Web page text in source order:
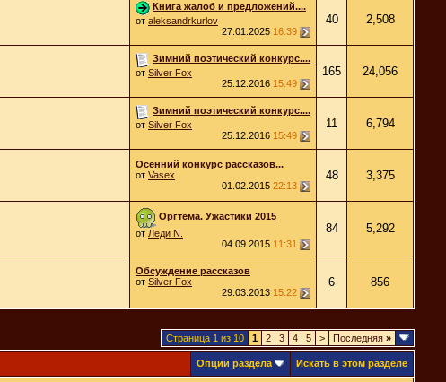
Книга жалоб и предложений....
от aleksandrkurlov
27.01.2025 16:39
40 2,508
Зимний поэтический конкурс....
от Silver Fox
25.12.2016 15:49
165 24,056
Зимний поэтический конкурс....
от Silver Fox
25.12.2016 15:49
11 6,794
Осенний конкурс рассказов...
от Vasex
01.02.2015 22:13
48 3,375
Оргтема. Ужастики 2015
от Леди N.
04.09.2015 11:31
84 5,292
Обсуждение рассказов
от Silver Fox
29.03.2013 15:22
6 856
Страница 1 из 10 1 2 3 4 5 > Последняя »
Опции раздела Искать в этом разделе